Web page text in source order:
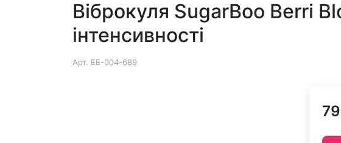
Віброкуля SugarBoo Berri
інтенсивності
Арт. EE-004-689